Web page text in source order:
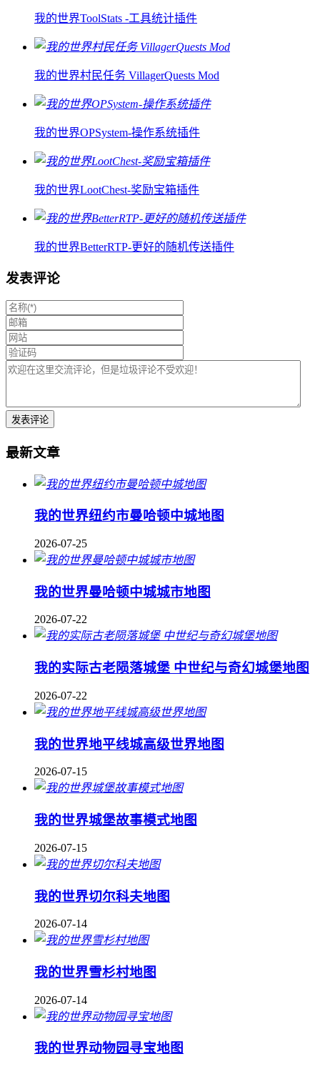
我的世界ToolStats -工具统计插件
我的世界村民任务 VillagerQuests Mod
我的世界OPSystem-操作系统插件
我的世界LootChest-奖励宝箱插件
我的世界BetterRTP-更好的随机传送插件
发表评论
最新文章
我的世界纽约市曼哈顿中城地图
2026-07-25
我的世界曼哈顿中城城市地图
2026-07-22
我的实际古老陨落城堡 中世纪与奇幻城堡地图
2026-07-22
我的世界地平线城高级世界地图
2026-07-15
我的世界城堡故事模式地图
2026-07-15
我的世界切尔科夫地图
2026-07-14
我的世界雪杉村地图
2026-07-14
我的世界动物园寻宝地图